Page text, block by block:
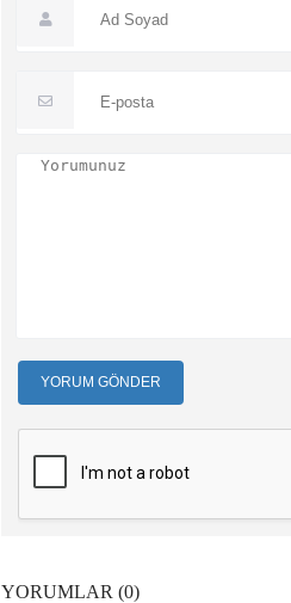
YORUM GÖNDER
YORUMLAR (0)